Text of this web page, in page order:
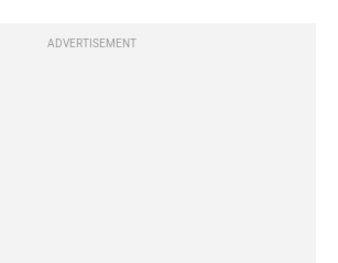
ADVERTISEMENT